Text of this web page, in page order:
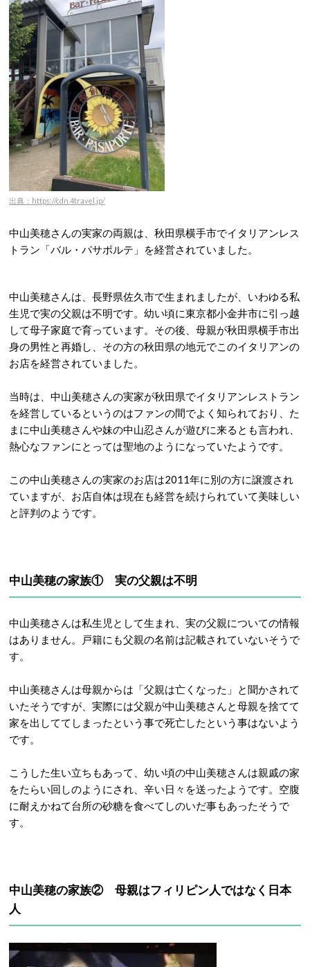
出典：https://cdn.4travel.jp/
中山美穂さんの実家の両親は、秋田県横手市でイタリアンレス
トラン「バル・パサポルテ」を経営されていました。
中山美穂さんは、長野県佐久市で生まれましたが、いわゆる私
生児で実の父親は不明です。幼い頃に東京都小金井市に引っ越
して母子家庭で育っています。その後、母親が秋田県横手市出
身の男性と再婚し、その方の秋田県の地元でこのイタリアンの
お店を経営されていました。
当時は、中山美穂さんの実家が秋田県でイタリアンレストラン
を経営しているというのはファンの間でよく知られており、た
まに中山美穂さんや妹の中山忍さんが遊びに来るとも言われ、
熱心なファンにとっては聖地のようになっていたようです。
この中山美穂さんの実家のお店は2011年に別の方に譲渡され
ていますが、お店自体は現在も経営を続けられていて美味しい
と評判のようです。
中山美穂の家族① 実の父親は不明
中山美穂さんは私生児として生まれ、実の父親についての情報
はありません。戸籍にも父親の名前は記載されていないそうで
す。
中山美穂さんは母親からは「父親は亡くなった」と聞かされて
いたそうですが、実際には父親が中山美穂さんと母親を捨てて
家を出しててしまったという事で死亡したという事はないよう
です。
こうした生い立ちもあって、幼い頃の中山美穂さんは親戚の家
をたらい回しのようにされ、辛い日々を送ったようです。空腹
に耐えかねて台所の砂糖を食べてしのいだ事もあったそうで
す。
中山美穂の家族② 母親はフィリピン人ではなく日本
人